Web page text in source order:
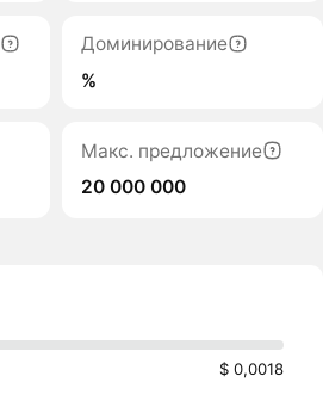
Доминирование
%
Макс. предложение
20 000 000
$ 0,0018